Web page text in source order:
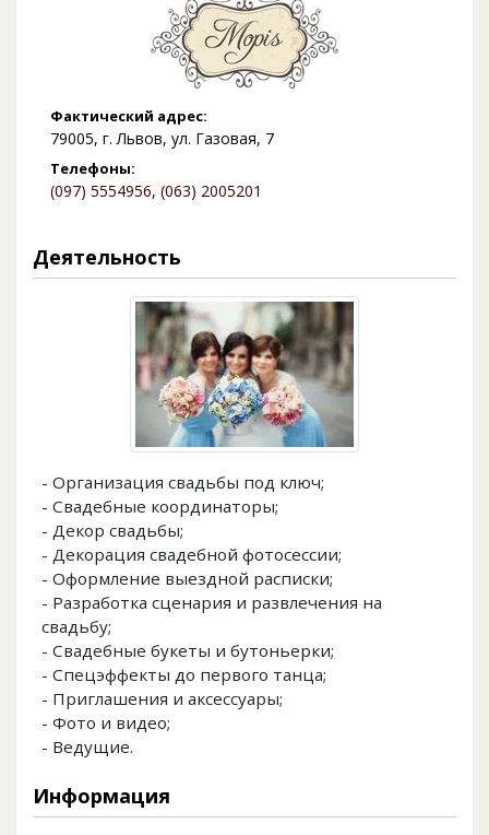
Фактический адрес:
79005, г. Львов, ул. Газовая, 7
Телефоны:
(097) 5554956, (063) 2005201
Деятельность
- Организация свадьбы под ключ;
- Свадебные координаторы;
- Декор свадьбы;
- Декорация свадебной фотосессии;
- Оформление выездной расписки;
- Разработка сценария и развлечения на
свадьбу;
- Свадебные букеты и бутоньерки;
- Спецэффекты до первого танца;
- Приглашения и аксессуары;
- Фото и видео;
- Ведущие.
Информация